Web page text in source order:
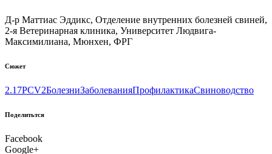
Д-р Маттиас Эддикс, Отделение внутренних болезней свиней,
2‑я Ветеринарная клиника, Университет Людвига-
Максимилиана, Мюнхен, ФРГ
Сюжет
2.17PCV2БолезниЗаболеванияПрофилактикаСвиноводство
Поделитьтся
Facebook
Google+